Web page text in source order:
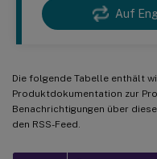
Auf
Die folgende Tabelle enthält
Produktdokumentation zur
Benachrichtigungen über
den RSS-Feed.